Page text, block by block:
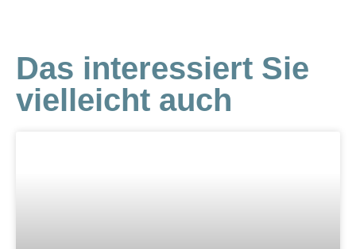
Das interessiert Sie
vielleicht auch